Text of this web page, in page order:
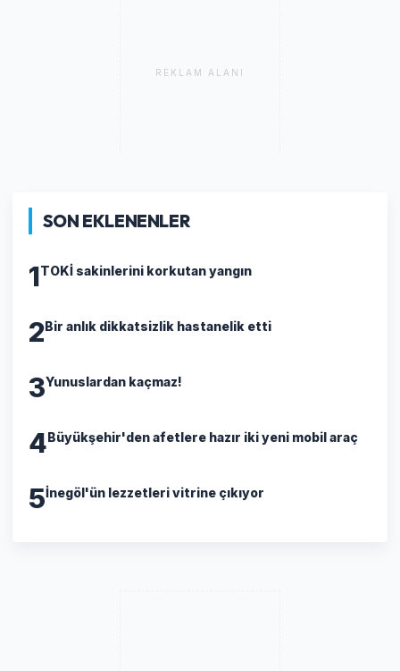
REKLAM ALANI
SON EKLENENLER
1TOKİ sakinlerini korkutan yangın
2Bir anlık dikkatsizlik hastanelik etti
3Yunuslardan kaçmaz!
4Büyükşehir'den afetlere hazır iki yeni mobil araç
5İnegöl'ün lezzetleri vitrine çıkıyor